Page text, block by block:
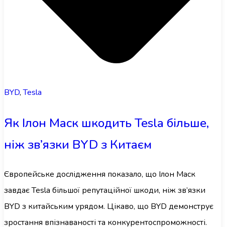
BYD,Tesla
Як Ілон Маск шкодить Tesla більше,
ніж зв’язки BYD з Китаєм
Європейське дослідження показало, що Ілон Маск
завдає Tesla більшої репутаційної шкоди, ніж зв’язки
BYD з китайським урядом. Цікаво, що BYD демонструє
зростання впізнаваності та конкурентоспроможності.